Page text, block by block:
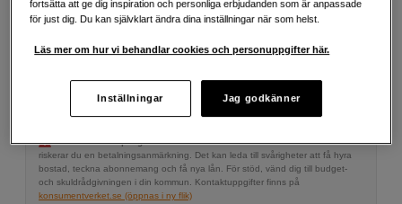
Exempel: 48 mån, 75 SEK/mån, totalt 4 179 SEK, effektiv ränta 10,45 %
Att låna kostar pengar! Om du inte kan betala tillbaka skulden i tid
riskerar du en betalningsanmärkning. Det kan leda till svårigheter att få hyra
bostad, teckna abonnemang och få nya lån. För stöd, vänd dig till budget-
och skuldrådgivningen i din kommun. Kontaktuppgifter finns på
konsumentverket.se (öppnas i ny flik)
fortsätta att ge dig inspiration och personliga erbjudanden som är anpassade
för just dig. Du kan självklart ändra dina inställningar när som helst.
Läs mer om hur vi behandlar cookies och personuppgifter här.
Inställningar Jag godkänner